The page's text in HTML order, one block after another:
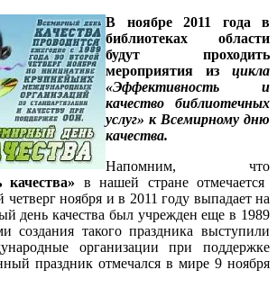
В ноябре 2011 года в
библиотеках области
будут проходить
мероприятия из
цикла
«Эффективность и
качество библиотечных
услуг» к Всемирному дню
качества.
Напомним, что
в нашей стране отмечается
четверг ноября и в 2011 году выпадает на
день качества был учрежден еще в 1989
создания такого праздника выступили
организации при поддержке
праздник отмечался в мире 9 ноября